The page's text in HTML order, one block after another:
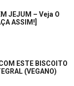
JEJUM – Veja O
ASSIM!]
ESTE BISCOITO
(VEGANO)